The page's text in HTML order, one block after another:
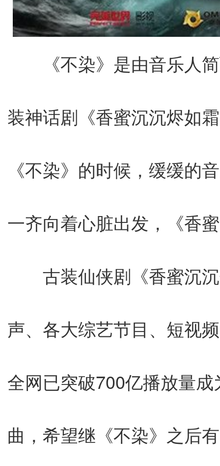
《不染》是由音乐人
装神话剧《香蜜沉沉烬如
《不染》的时候，缓缓的
一齐向着心脏出发，《香
古装仙侠剧《香蜜沉
声、各大综艺节目、短视
全网已突破700亿播放量
曲，希望继《不染》之后